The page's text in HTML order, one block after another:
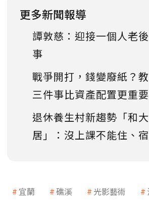
更多新聞報導
譚敦慈：迎接一個人老
事
戰爭開打，錢變廢紙？
三件事比資產配置更重要
退休養生村新趨勢「和
居」：沒上課不能住、
宜蘭 礁溪 光影藝術